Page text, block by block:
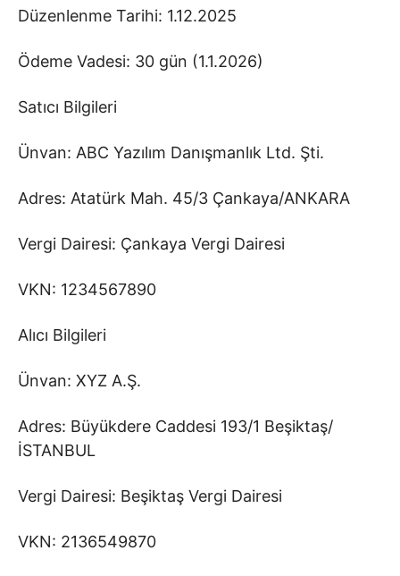
Düzenlenme Tarihi: 1.12.2025
Ödeme Vadesi: 30 gün (1.1.2026)
Satıcı Bilgileri
Ünvan: ABC Yazılım Danışmanlık Ltd. Şti.
Adres: Atatürk Mah. 45/3 Çankaya/ANKARA
Vergi Dairesi: Çankaya Vergi Dairesi
VKN: 1234567890
Alıcı Bilgileri
Ünvan: XYZ A.Ş.
Adres: Büyükdere Caddesi 193/1 Beşiktaş/
İSTANBUL
Vergi Dairesi: Beşiktaş Vergi Dairesi
VKN: 2136549870